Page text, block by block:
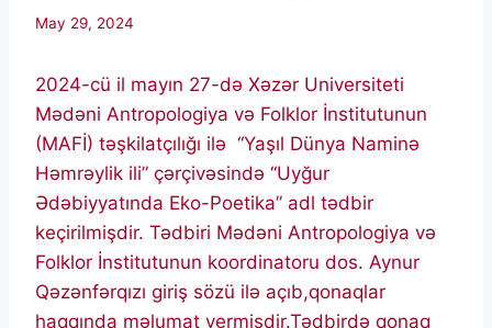
May 29, 2024
2024-cü il mayın 27-də Xəzər Universiteti
Mədəni Antropologiya və Folklor İnstitutunun
(MAFİ) təşkilatçılığı ilə “Yaşıl Dünya Naminə
Həmrəylik ili” çərçivəsində “Uyğur
Ədəbiyyatında Eko-Poetika” adl tədbir
keçirilmişdir. Tədbiri Mədəni Antropologiya və
Folklor İnstitutunun koordinatoru dos. Aynur
Qəzənfərqızı giriş sözü ilə açıb,qonaqlar
haqqında məlumat vermişdir.Tədbirdə qonaq